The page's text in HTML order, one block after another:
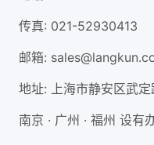
传真: 021-52930413
邮箱:
地址: 上海市静安区武
南京 · 广州 · 福州 设有